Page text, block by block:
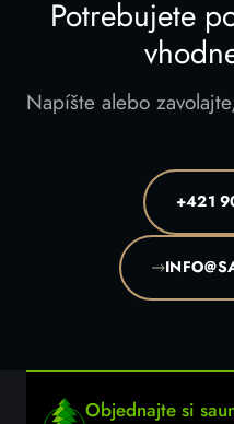
Potrebujete
Napíšte alebo
+421
Objednajte si